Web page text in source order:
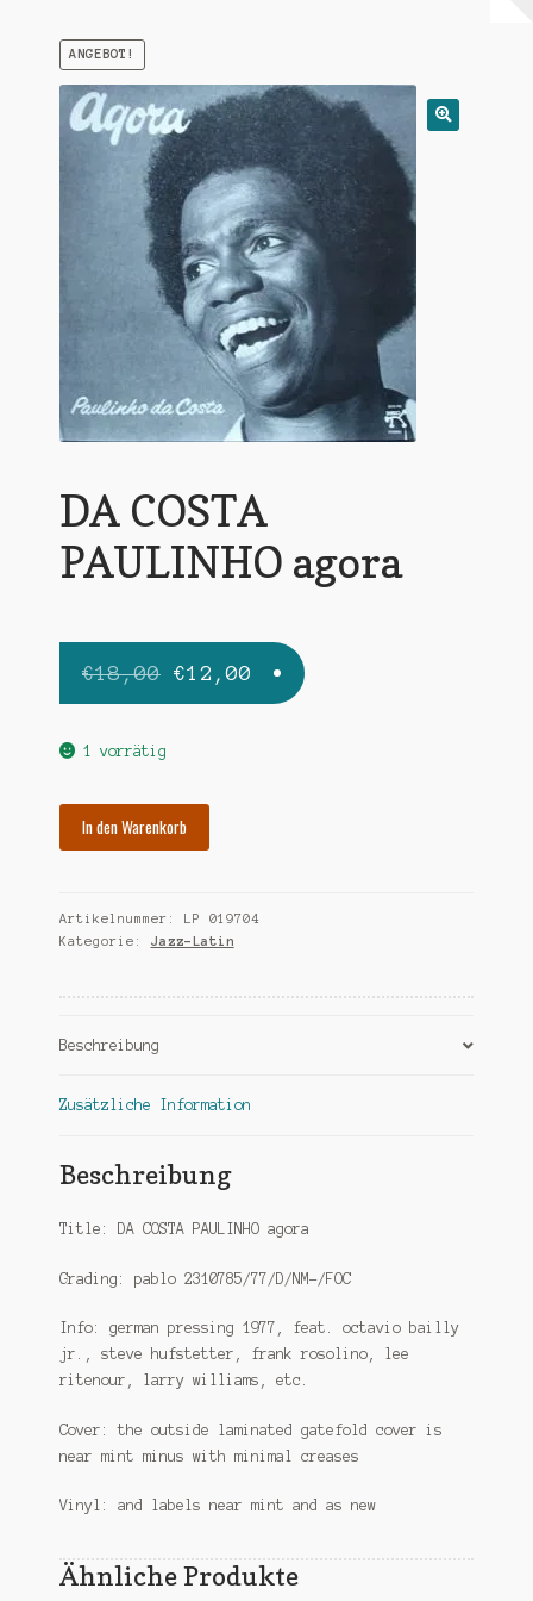
Warenkorb
Mein Konto
ANGEBOT!
DA COSTA
PAULINHO agora
€18,00 Ursprünglicher
Preis
€12,00 Aktueller
Preis
1 vorrätig
Menge
In den Warenkorb
Artikelnummer:
LP 019704
Kategorie: Jazz-Latin
Beschreibung
Zusätzliche Information
Beschreibung
Title: DA COSTA PAULINHO agora
Grading: pablo 2310785/77/D/NM-/FOC
Info: german pressing 1977, feat. octavio bailly
jr., steve hufstetter, frank rosolino, lee
ritenour, larry williams, etc.
Cover: the outside laminated gatefold cover is
near mint minus with minimal creases
Vinyl: and labels near mint and as new
Ähnliche Produkte